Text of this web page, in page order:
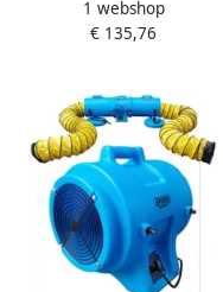
3900M3 H | dia:300mm |
560W SBL1003
1 webshop
€ 135,76